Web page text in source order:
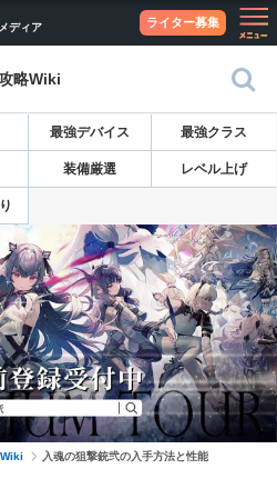
ディア
ライター募集
略Wiki
最強デバイス 最強クラス
装備厳選 レベル上げ
入魂の狙撃銃弐の入手方法と性能